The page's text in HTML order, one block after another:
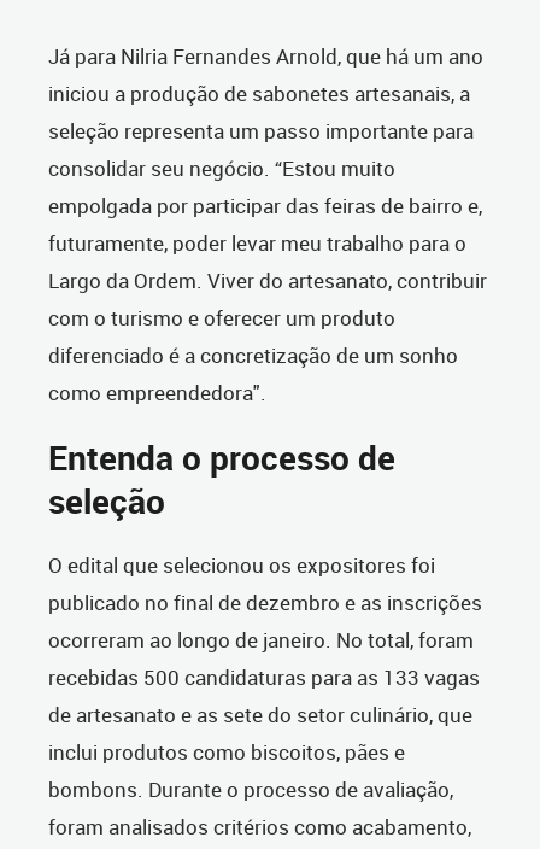
Já para Nilria Fernandes Arnold, que há um ano
iniciou a produção de sabonetes artesanais, a
seleção representa um passo importante para
consolidar seu negócio. “Estou muito
empolgada por participar das feiras de bairro e,
futuramente, poder levar meu trabalho para o
Largo da Ordem. Viver do artesanato, contribuir
com o turismo e oferecer um produto
diferenciado é a concretização de um sonho
como empreendedora".
Entenda o processo de
seleção
O edital que selecionou os expositores foi
publicado no final de dezembro e as inscrições
ocorreram ao longo de janeiro. No total, foram
recebidas 500 candidaturas para as 133 vagas
de artesanato e as sete do setor culinário, que
inclui produtos como biscoitos, pães e
bombons. Durante o processo de avaliação,
foram analisados critérios como acabamento,